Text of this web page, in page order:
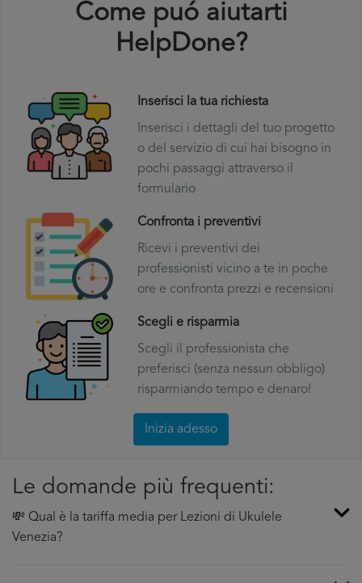
Come puó aiutarti
HelpDone?
Inserisci la tua richiesta
Inserisci i dettagli del tuo progetto
o del servizio di cui hai bisogno in
pochi passaggi attraverso il
formulario
Confronta i preventivi
Ricevi i preventivi dei
professionisti vicino a te in poche
ore e confronta prezzi e recensioni
Scegli e risparmia
Scegli il professionista che
preferisci (senza nessun obbligo)
risparmiando tempo e denaro!
Inizia adesso
Le domande più frequenti:
💸 Qual è la tariffa media per Lezioni di Ukulele
Venezia?